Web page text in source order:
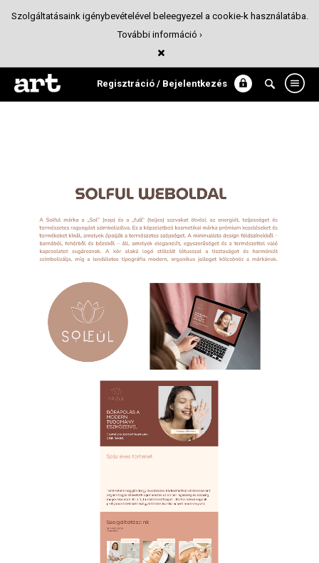
Regisztráció / Bejelentkezés
Solful weboldal
UI/UX
Szolgáltatásaink igénybevételével beleegyezel a cookie-k használatába.
További információ ›